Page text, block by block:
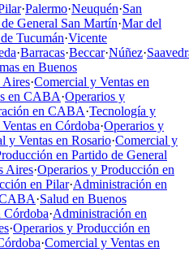
·Palermo·Neuquén·San
General San Martín·Mar del
Tucumán·Vicente
·Barracas·Beccar·Núñez·
en Buenos
Aires·Comercial y Ventas en
en CABA·Operarios y
en CABA·Tecnología y
en Córdoba·Operarios y
y Ventas en Rosario·Comercial y
en Partido de General
Aires·Operarios y Producción en
en Pilar·Administración en
·Salud en Buenos
Córdoba·Administración en
·Operarios y Producción en
·Comercial y Ventas en